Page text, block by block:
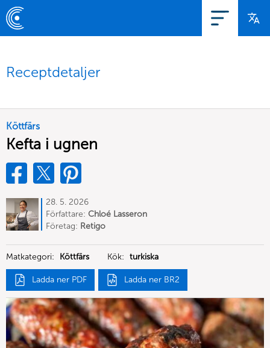
Receptdetaljer
Köttfärs
Kefta i ugnen
28. 5. 2026
Författare: Chloé Lasseron
Företag: Retigo
Matkategori: Köttfärs Kök: turkiska
Ladda ner PDF Ladda ner BR2